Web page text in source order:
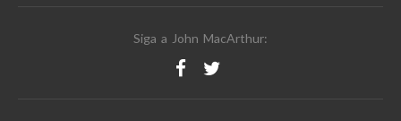
Siga a John MacArthur: